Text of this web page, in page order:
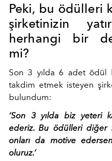
Peki, bu ödülleri
şirketinizin
herhangi bir
mi?
Son 3 yılda 6 adet ödül
takdim etmek isteyen
bulundum:
‘Son 3 yılda biz yeteri
ederiz. Bu ödülleri diğer
onları da motive
oluruz.’